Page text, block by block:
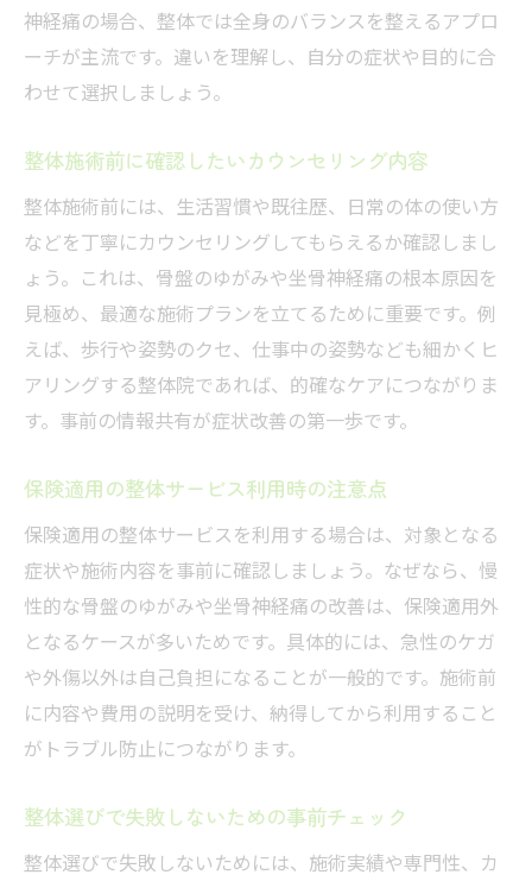
神経痛の場合、整体では全身のバランスを整えるアプロ
ーチが主流です。違いを理解し、自分の症状や目的に合
わせて選択しましょう。
整体施術前に確認したいカウンセリング内容
整体施術前には、生活習慣や既往歴、日常の体の使い方
などを丁寧にカウンセリングしてもらえるか確認しまし
ょう。これは、骨盤のゆがみや坐骨神経痛の根本原因を
見極め、最適な施術プランを立てるために重要です。例
えば、歩行や姿勢のクセ、仕事中の姿勢なども細かくヒ
アリングする整体院であれば、的確なケアにつながりま
す。事前の情報共有が症状改善の第一歩です。
保険適用の整体サービス利用時の注意点
保険適用の整体サービスを利用する場合は、対象となる
症状や施術内容を事前に確認しましょう。なぜなら、慢
性的な骨盤のゆがみや坐骨神経痛の改善は、保険適用外
となるケースが多いためです。具体的には、急性のケガ
や外傷以外は自己負担になることが一般的です。施術前
に内容や費用の説明を受け、納得してから利用すること
がトラブル防止につながります。
整体選びで失敗しないための事前チェック
整体選びで失敗しないためには、施術実績や専門性、カ